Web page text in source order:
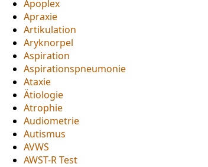
Apoplex
Apraxie
Artikulation
Aryknorpel
Aspiration
Aspirationspneumonie
Ataxie
Ätiologie
Atrophie
Audiometrie
Autismus
AVWS
AWST-R Test